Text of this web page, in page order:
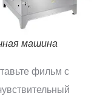
машина
фильм с